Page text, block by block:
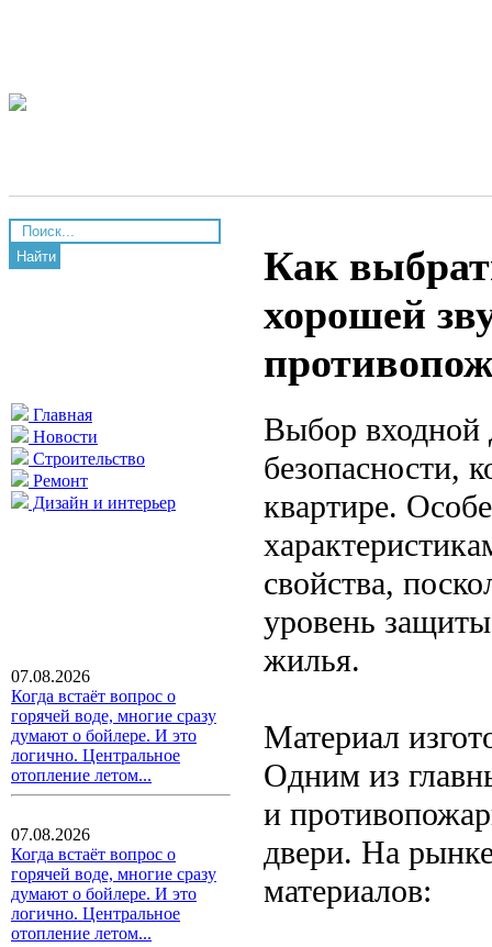
Найти
Главная
Новости
Строительство
Ремонт
Дизайн и интерьер
07.08.2026
Когда встаёт вопрос о
горячей воде, многие сразу
думают о бойлере. И это
логично. Центральное
отопление летом...
07.08.2026
Когда встаёт вопрос о
горячей воде, многие сразу
думают о бойлере. И это
логично. Центральное
отопление летом...
Как
хорошей
Выбор входной
безопасности,
квартире.
свойства,
уровень
жилья.
Материал
Одним из
и
двери. На
материалов: